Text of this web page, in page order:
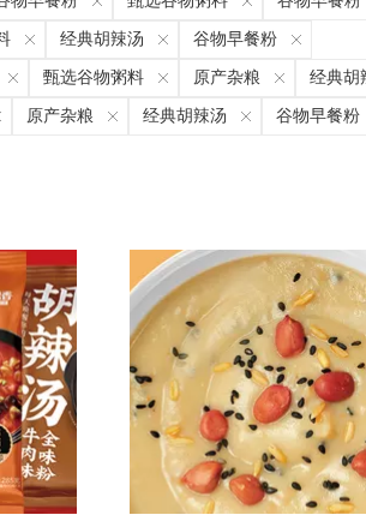
经典胡辣汤 谷物早餐粉
甄选谷物粥料 原产杂粮 经典胡
原产杂粮 经典胡辣汤 谷物早餐粉